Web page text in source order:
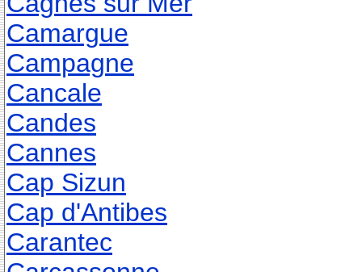
Camargue
Campagne
Cancale
Candes
Cannes
Cap Sizun
Cap d'Antibes
Carantec